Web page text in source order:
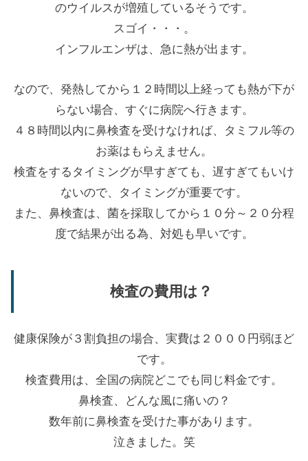
のウイルスが増殖しているそうです。
スゴイ・・・。
インフルエンザは、急に熱が出ます。
なので、発熱してから１２時間以上経っても熱が下が
らない場合、すぐに病院へ行きます。
４８時間以内に鼻検査を受けなければ、タミフル等の
お薬はもらえません。
検査をするタイミングが早すぎても、遅すぎてもいけ
ないので、タイミングが重要です。
また、鼻検査は、菌を採取してから１０分～２０分程
度で結果が出る為、対処も早いです。
検査の費用は？
健康保険が３割負担の場合、実費は２０００円弱ほど
です。
検査費用は、全国の病院どこでも同じ料金です。
鼻検査、どんな風に痛いの？
数年前に鼻検査を受けた事があります。
泣きました。笑